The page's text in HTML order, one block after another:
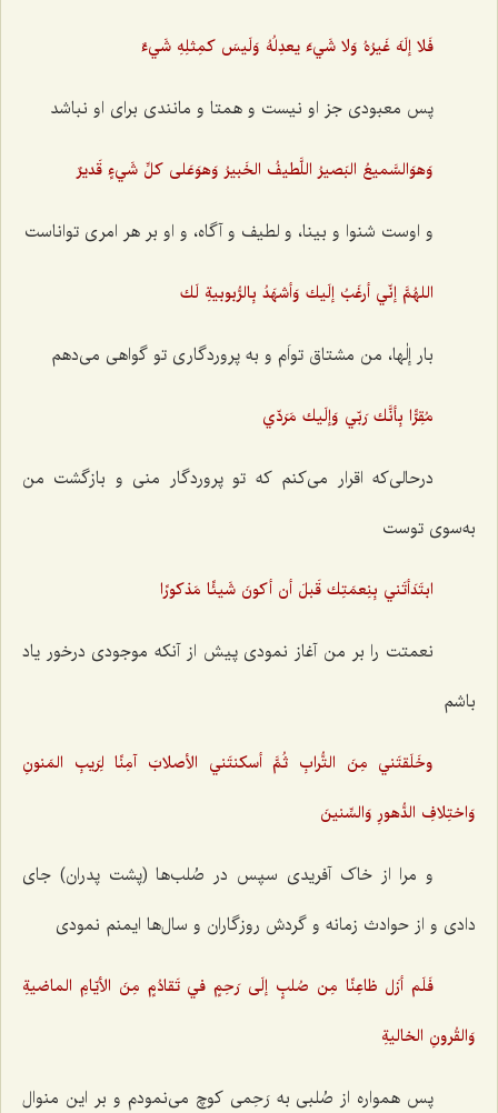
فَلا إلَهَ غَيرُهُ وَلا شَي‌ءَ يعدِلُهُ وَلَيسَ كمِثلِهِ شَي‌ءٌ
پس معبودی جز او نیست و همتا و مانندی برای او نباشد
وَهوَالسَّميعُ البَصيرُ اللَّطيفُ الخَبيرُ وَهوَعَلى‌ كلِّ شَي‌ءٍ قَديرٌ
و اوست شنوا و بینا، و لطیف و آگاه، و او بر هر امری تواناست
اللهُمَّ إنّي أرغَبُ إلَيك وَأشهَدُ بِالرُّبوبيةِ لَك
بار إلٰها، من مشتاق تواَم و به پروردگاری تو گواهی می‌دهم
مُقِرًّا بِأنَّك رَبّي وَإلَيك مَرَدّي
درحالی‌که اقرار می‌کنم که تو پروردگار منی و بازگشت من
به‌سوی توست
ابتَدَأتَني بِنِعمَتِك قَبلَ أن أكونَ شَيئًا مَذكورًا
نعمتت را بر من آغاز نمودی پیش از آنکه موجودی درخور یاد
باشم
وخَلَقتَني مِنَ التُّرابِ ثُمَّ أسكنتَني الأصلابَ آمِنًا لِرَيبِ المَنونِ
وَاختِلافِ الدُّهورِ وَالسِّنينَ
و مرا از خاک آفریدی سپس در صُلب‌ها (پشت پدران) جای
دادی و از حوادث زمانه و گردش روزگاران و سال‌ها ایمنم نمودی
فَلَم أزَل ظاعِنًا مِن صُلبٍ إلَى رَحِمٍ في تَقادُمٍ مِنَ الأيّامِ الماضيةِ
وَالقُرونِ الخاليةِ
پس همواره از صُلبی به رَحِمی کوچ می‌نمودم و بر این منوال